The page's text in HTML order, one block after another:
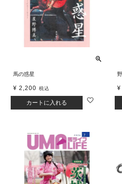
馬の惑星
¥ 2,200 税込
カートに入れる
¥